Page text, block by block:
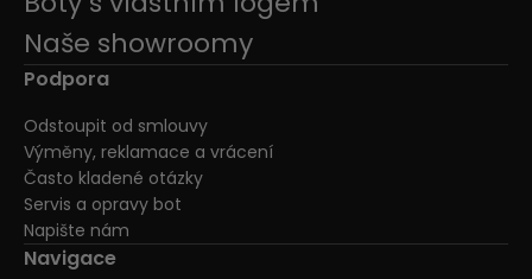
Naše showroomy
Podpora
Odstoupit od smlouvy
Výměny, reklamace a vrácení
Často kladené otázky
Servis a opravy bot
Napište nám
Navigace